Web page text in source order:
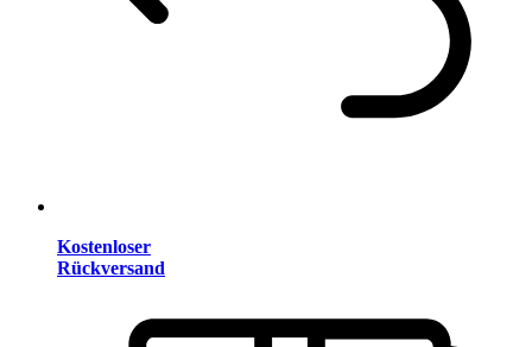
Kostenloser
Rückversand